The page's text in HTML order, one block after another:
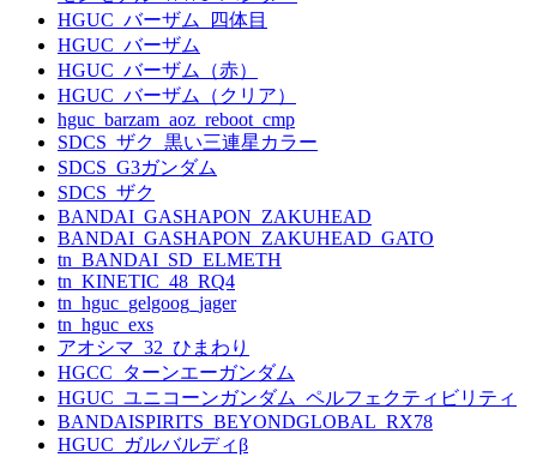
HGUC_バーザム_四体目
HGUC_バーザム
HGUC_バーザム（赤）
HGUC_バーザム（クリア）
hguc_barzam_aoz_reboot_cmp
SDCS_ザク_黒い三連星カラー
SDCS_G3ガンダム
SDCS_ザク
BANDAI_GASHAPON_ZAKUHEAD
BANDAI_GASHAPON_ZAKUHEAD_GATO
tn_BANDAI_SD_ELMETH
tn_KINETIC_48_RQ4
tn_hguc_gelgoog_jager
tn_hguc_exs
アオシマ_32_ひまわり
HGCC_ターンエーガンダム
HGUC_ユニコーンガンダム_ペルフェクティビリティ
BANDAISPIRITS_BEYONDGLOBAL_RX78
HGUC_ガルバルディβ